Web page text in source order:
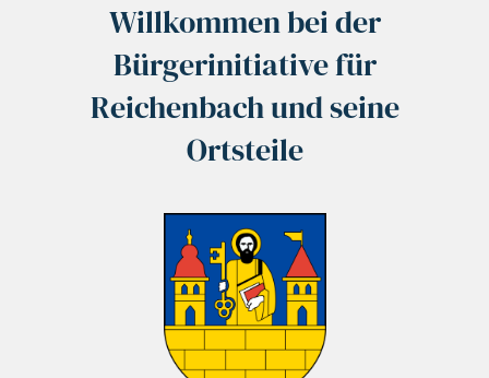
Willkommen bei der
Bürgerinitiative für
Reichenbach und seine
Ortsteile